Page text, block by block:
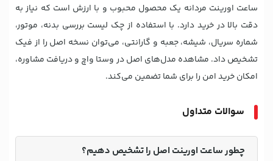
ساعت اورینت مردانه یک محصول محبوب و با ارزش است که نیاز به
دقت بالا در خرید دارد. با استفاده از چک لیست بررسی بدنه، موتور،
شماره سریال، شیشه، جعبه و گارانتی، می‌توان نسخه اصل را از فیک
تشخیص داد. مشاهده مدل‌های اصل در وستا واچ و دریافت مشاوره،
امکان خرید امن را برای شما تضمین می‌کند.
سوالات متداول
چطور ساعت اورینت اصل را تشخیص دهیم؟